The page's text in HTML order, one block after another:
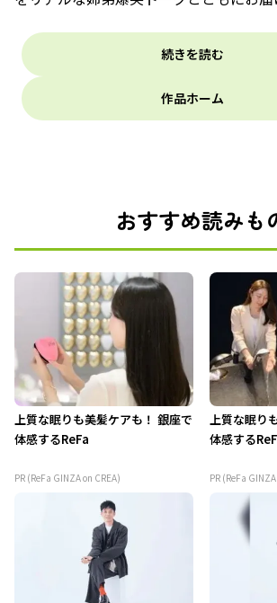
続きを読む
作品ホーム
おすすめ読みも
上質な眠りも美髪ケアも！ 銀座で
体感するReFa
PR (ReFa GINZA on CREA)
上質な眠り
体感する
PR (ReFa